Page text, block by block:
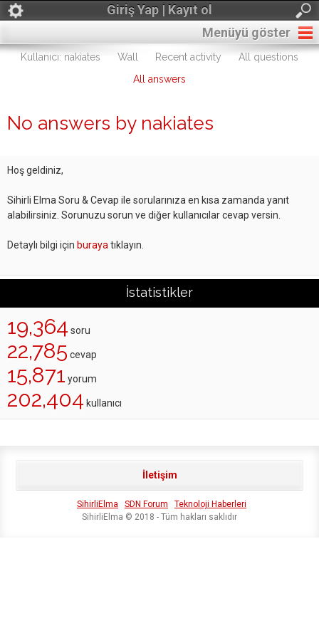
Giriş Yap | Kayıt ol
Menüyü göster
Kullanıcı: nakiates Wall Recent activity
All questions
All answers
No answers by nakiates
Hoş geldiniz,
Sihirli Elma Soru & Cevap ile sorularınıza en kısa zamanda yanıt
alabilirsiniz. Sorunuzu sorun ve diğer kullanıcılar cevap versin.
Detaylı bilgi için buraya tıklayın.
İstatistikler
19,364 soru
22,785 cevap
15,871 yorum
202,404 kullanıcı
İletişim
SihirliElma SDN Forum
Teknoloji Haberleri
SihirliElma © 2018 - Tüm hakları saklıdır